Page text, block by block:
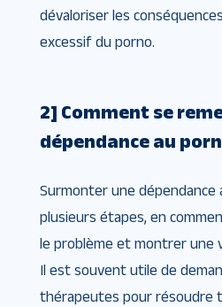
dévaloriser les
excessif du porno.
2] Comment se
dépendance au
Surmonter une dépendance
plusieurs étapes, en
le problème et montrer une
Il est souvent utile de
thérapeutes pour résoudre